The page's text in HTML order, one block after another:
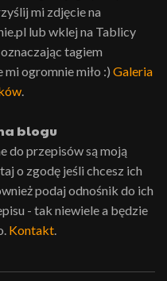
mi zdjęcie na
lub wklej na Tablicy
, oznaczając tagiem
mi ogromnie miło :) Galeria
.
blogu
do przepisów są moją
o zgodę jeśli chcesz ich
podaj odnośnik do ich
- tak niewiele a będzie
Kontakt